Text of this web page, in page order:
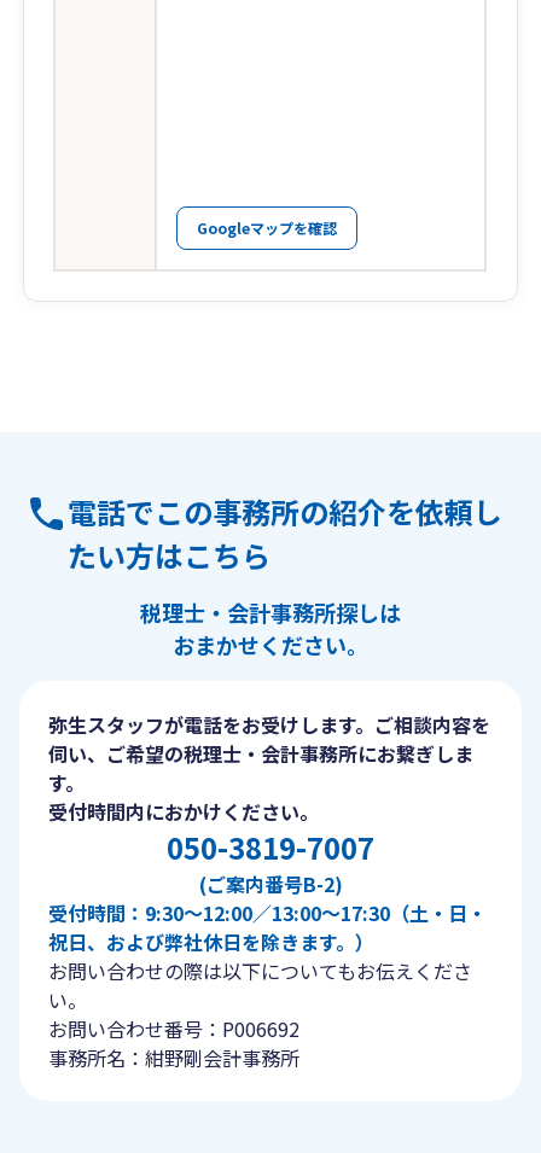
Googleマップを確認
電話でこの事務所の紹介を依頼し
たい方はこちら
税理士・会計事務所探しは
おまかせください。
弥生スタッフが電話をお受けします。ご相談内容を
伺い、ご希望の税理士・会計事務所にお繋ぎしま
す。
受付時間内におかけください。
050-3819-7007
(ご案内番号B-2)
受付時間：9:30〜12:00／13:00〜17:30（土・日・
祝日、および弊社休日を除きます。）
お問い合わせの際は以下についてもお伝えくださ
い。
お問い合わせ番号：P006692
事務所名：紺野剛会計事務所